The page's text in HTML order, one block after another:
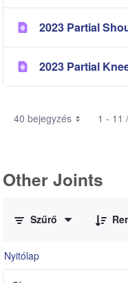
2023 Partial
2023 Partial
40 bejegyzés 1 - 11
Other Joints
Szűrő
Nyitólap